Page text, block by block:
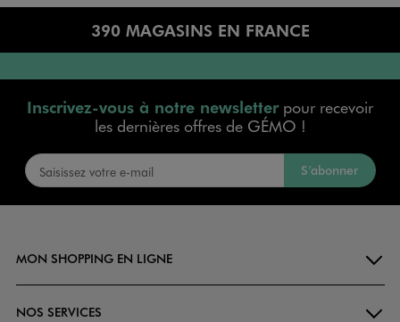
390 MAGASINS EN FRANCE
Inscrivez-vous à notre newsletterpour recevoir
les dernières offres de GÉMO !
S’abonner
MON SHOPPING EN LIGNE
NOS SERVICES